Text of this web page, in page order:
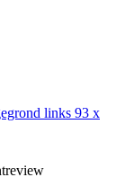
links 93 x